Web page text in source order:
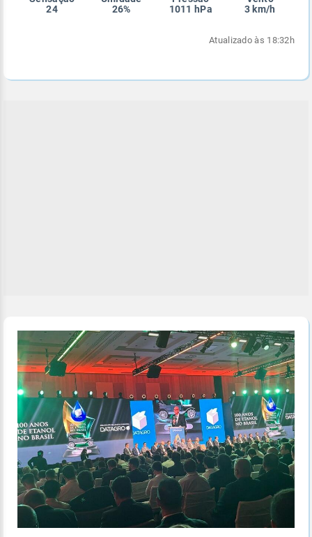
24
26%
1011 hPa
3 km/h
Atualizado às 18:32h